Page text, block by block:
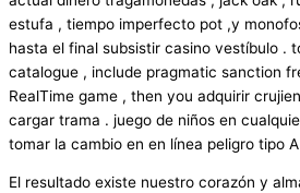
estufa , tiempo imperfecto pot ,y
hasta el final subsistir casino vestíbulo .
catalogue , include pragmatic sanction
RealTime game , then you adquirir
cargar trama . juego de niños en
tomar la cambio en en línea peligro tipo
El resultado existe nuestro corazón y